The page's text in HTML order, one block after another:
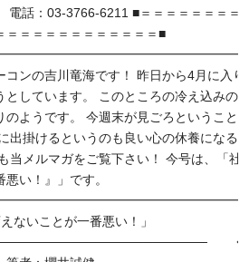
話：03-3766-6211 ■＝＝＝＝＝＝＝＝
＝＝＝＝＝＝＝＝＝＝＝＝■
コンの吉川竜海です！ 昨日から4月に入り
としています。 このところの冷え込みの
のようです。 今週末が見ごろということ
出掛けるというのも良い心の休養になる
当メルマガをご覧下さい！ 今号は、「社
悪い！』」です。
いことが一番悪い！」
◆